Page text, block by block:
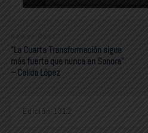
Newer Post
“La Cuarta Transformación sigue
más fuerte que nunca en Sonora”
– Celida López
Edición 1312